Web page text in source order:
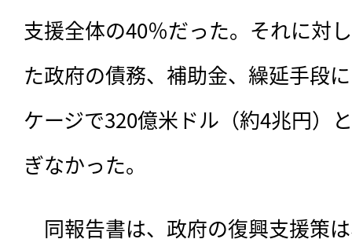
支援全体の40％だった。それに対
た政府の債務、補助金、繰延手段
ケージで320億米ドル（約4兆円）
ぎなかった。
同報告書は、政府の復興支援策